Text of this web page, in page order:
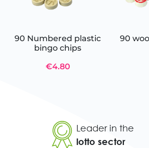
90 Numbered plastic
bingo chips
€4.80
90
Leader in the
lotto sector